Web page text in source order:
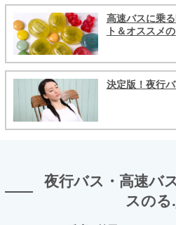
高速バスに乗
ト＆オススメ
決定版！夜行
夜行バス・高速バ
スのる